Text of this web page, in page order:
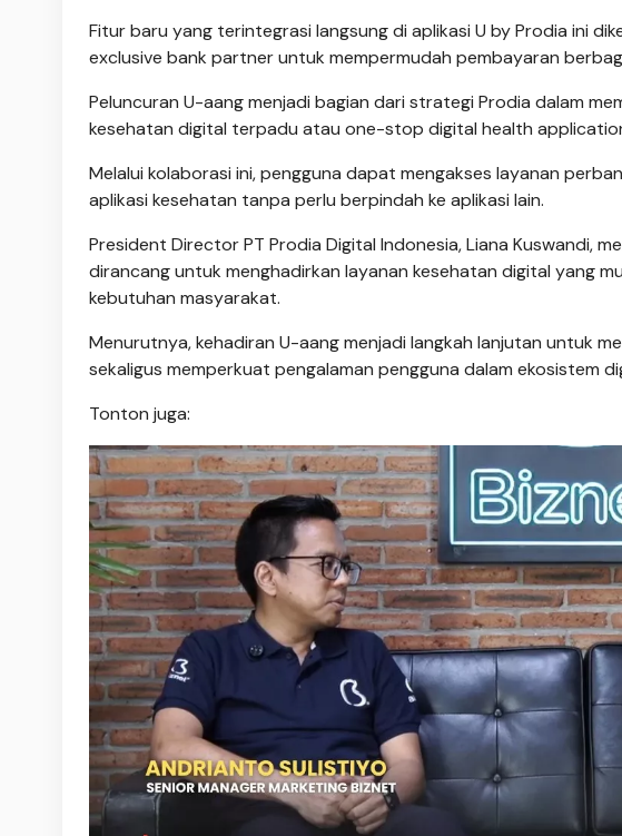
Fitur baru yang terintegrasi langsung di aplikasi U by Prodia ini
exclusive bank partner untuk mempermudah pembayaran
Peluncuran U-aang menjadi bagian dari strategi Prodia dalam
kesehatan digital terpadu atau one-stop digital health
Melalui kolaborasi ini, pengguna dapat mengakses layanan
aplikasi kesehatan tanpa perlu berpindah ke aplikasi lain.
President Director PT Prodia Digital Indonesia, Liana Kuswandi,
dirancang untuk menghadirkan layanan kesehatan digital yang
kebutuhan masyarakat.
Menurutnya, kehadiran U-aang menjadi langkah lanjutan untuk
sekaligus memperkuat pengalaman pengguna dalam ekosistem
Tonton juga: